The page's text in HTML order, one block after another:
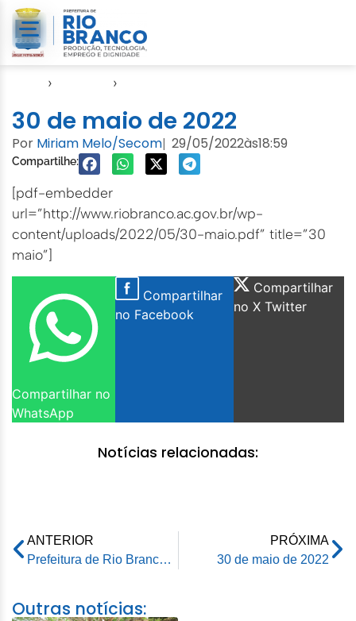
› ›
30 de maio de 2022
Por Miriam Melo/Secom| 29/05/2022às18:59
Compartilhe:
[pdf-embedder
url=”http://www.riobranco.ac.gov.br/wp-
content/uploads/2022/05/30-maio.pdf” title=”30
maio”]
Compartilhar no
WhatsApp
Compartilhar
no Facebook
Compartilhar
no X Twitter
Notícias relacionadas:
ANTERIOR
Prefeitura de Rio Branco apoia encontro de escolinhas de futebol de base
PRÓXIMA
30 de maio de 2022
Outras notícias: